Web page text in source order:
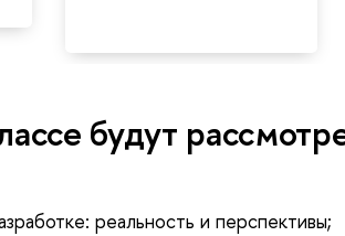
будут
реальность и перспективы;